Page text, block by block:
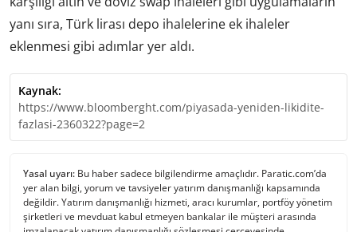
yanı sıra, Türk lirası depo ihalelerine ek ihaleler
eklenmesi gibi adımlar yer aldı.
Kaynak:
https://www.bloomberght.com/piyasada-yeniden-likidite-
fazlasi-2360322?page=2
Yasal uyarı: Bu haber sadece bilgilendirme amaçlıdır. Paratic.com’da
yer alan bilgi, yorum ve tavsiyeler yatırım danışmanlığı kapsamında
değildir. Yatırım danışmanlığı hizmeti, aracı kurumlar, portföy yönetim
şirketleri ve mevduat kabul etmeyen bankalar ile müşteri arasında